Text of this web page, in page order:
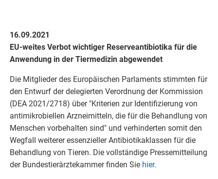
16.09.2021
EU-weites Verbot wichtiger Reserveantibiotika für die
Anwendung in der Tiermedizin abgewendet
Die Mitglieder des Europäischen Parlaments stimmten für
den Entwurf der delegierten Verordnung der Kommission
(DEA 2021/2718) über "Kriterien zur Identifizierung von
antimikrobiellen Arzneimitteln, die für die Behandlung von
Menschen vorbehalten sind" und verhinderten somit den
Wegfall weiterer essenzieller Antibiotikaklassen für die
Behandlung von Tieren. Die vollständige Pressemitteilung
der Bundestierärztekammer finden Sie hier.